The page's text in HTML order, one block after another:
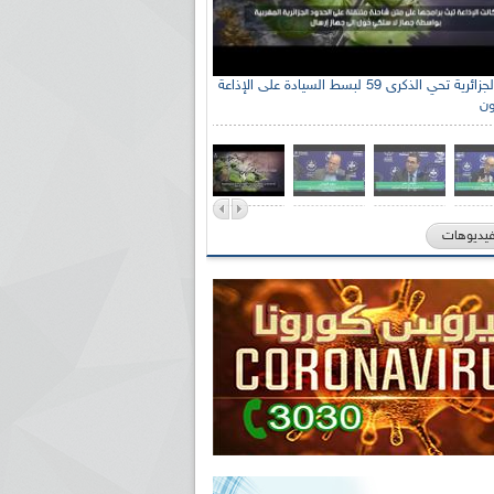
الإذاعة الجزائرية تحي الذكرى 59 لبسط السيادة على الإذاعة